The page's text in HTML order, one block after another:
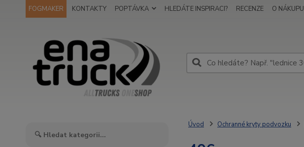
FOGMAKER KONTAKTY POPTÁVKA HLEDÁTE INSPIRACI? RECENZE O NÁKUPU
Úvod Ochranné kryty podvozku